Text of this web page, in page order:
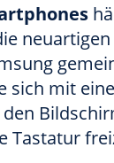
neuartigen
sich mit
Tastatur